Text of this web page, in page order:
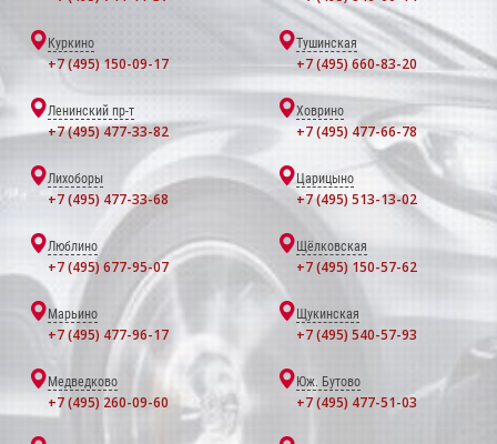
Куркино
+7 (495) 150-09-17
Тушинская
+7 (495) 660-83-20
Ленинский пр-т
+7 (495) 477-33-82
Ховрино
+7 (495) 477-66-78
Лихоборы
+7 (495) 477-33-68
Царицыно
+7 (495) 513-13-02
Люблино
+7 (495) 677-95-07
Щёлковская
+7 (495) 150-57-62
Марьино
+7 (495) 477-96-17
Щукинская
+7 (495) 540-57-93
Медведково
+7 (495) 260-09-60
Юж. Бутово
+7 (495) 477-51-03